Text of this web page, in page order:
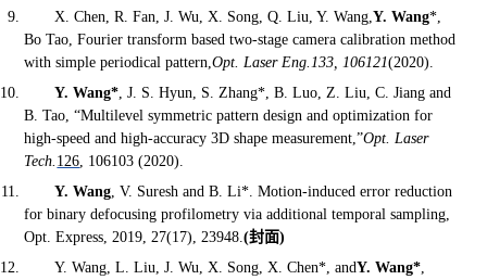
X. Chen, R. Fan, J. Wu, X. Song, Q. Liu, Y. Wang,Y. Wang*,
Bo Tao, Fourier transform based two-stage camera calibration method
with simple periodical pattern,Opt. Laser Eng.133, 106121(2020).
Y. Wang*, J. S. Hyun, S. Zhang*, B. Luo, Z. Liu, C. Jiang and
B. Tao, “Multilevel symmetric pattern design and optimization for
high-speed and high-accuracy 3D shape measurement,”Opt. Laser
Tech. 126, 106103 (2020).
Y. Wang, V. Suresh and B. Li*. Motion-induced error reduction
for binary defocusing profilometry via additional temporal sampling,
Opt. Express, 2019, 27(17), 23948.(封面)
Y. Wang, L. Liu, J. Wu, X. Song, X. Chen*, andY. Wang*,